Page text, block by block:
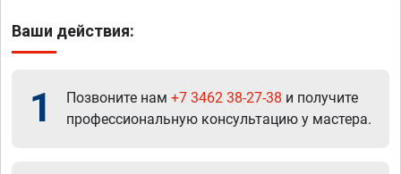
Ваши действия:
1 Позвоните нам +7 3462 38-27-38 и получите
профессиональную консультацию у мастера.